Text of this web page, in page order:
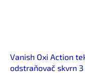
Vanish Oxi Action
odstraňovač skvrn 3